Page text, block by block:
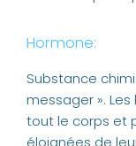
Hormone:
Substance
messager ».
tout le corps et
éloignées de